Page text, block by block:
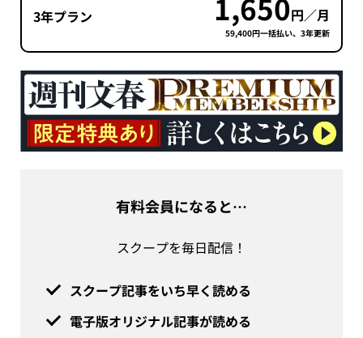
3年プラン 円／月
59,400円一括払い、3年更新
有料会員になると…
スクープを毎日配信！
スクープ記事をいち早く読める
電子版オリジナル記事が読める